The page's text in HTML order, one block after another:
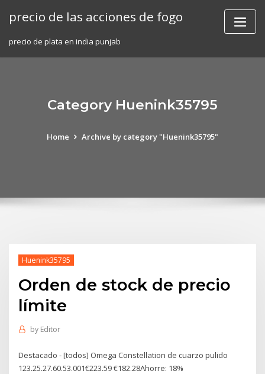
precio de las acciones de fogo
precio de plata en india punjab
Category Huenink35795
Home Archive by category "Huenink35795"
Huenink35795
Orden de stock de precio
límite
by Editor
Destacado - [todos] Omega Constellation de cuarzo pulido
123.25.27.60.53.001€223.59 €182.28Ahorre: 18%